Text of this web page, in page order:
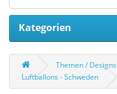
Kategorien
Themen / Designs
Luftballons - Schweden